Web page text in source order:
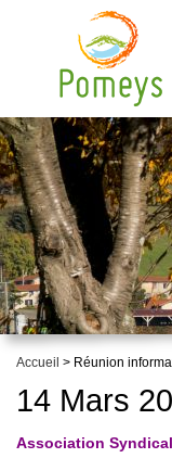
Accueil > Réunion
14 Mars
Association